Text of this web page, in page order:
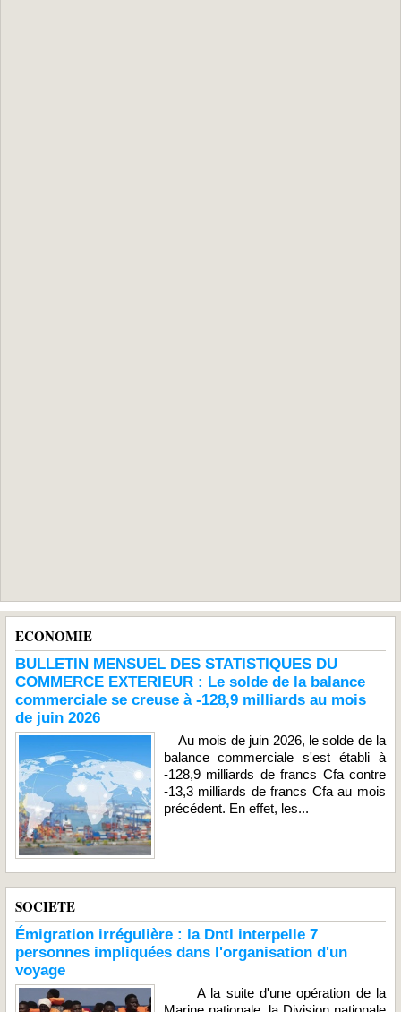
ECONOMIE
BULLETIN MENSUEL DES STATISTIQUES DU
COMMERCE EXTERIEUR : Le solde de la balance
commerciale se creuse à -128,9 milliards au mois
de juin 2026
Au mois de juin 2026, le solde de la
balance commerciale s'est établi à
-128,9 milliards de francs Cfa contre
-13,3 milliards de francs Cfa au mois
précédent. En effet, les...
SOCIETE
Émigration irrégulière : la Dntl interpelle 7
personnes impliquées dans l'organisation d'un
voyage
A la suite d'une opération de la